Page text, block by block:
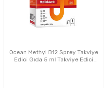
Ocean Methyl B12 Sprey Takviye
Edici Gıda 5 ml Takviye Edici